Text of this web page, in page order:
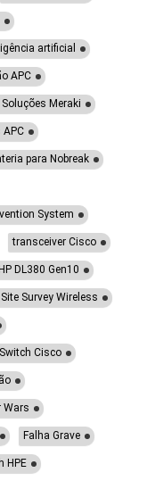
artificial
APC
Soluções Meraki
APC
para Nobreak
System
transceiver Cisco
HP DL380 Gen10
Site Survey Wireless
Switch Cisco
Wars
Falha Grave
HPE